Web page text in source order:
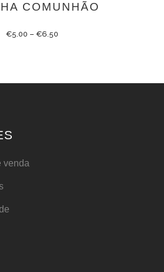
COMUNHÃO
€5.00 – €6.50
venda